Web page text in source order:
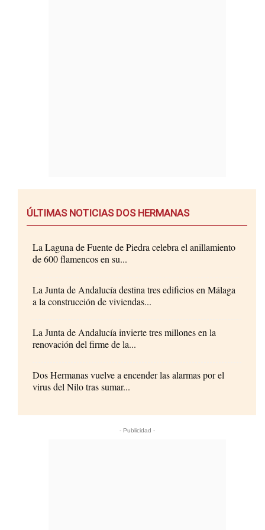
ÚLTIMAS NOTICIAS DOS HERMANAS
La Laguna de Fuente de Piedra celebra el anillamiento
de 600 flamencos en su...
La Junta de Andalucía destina tres edificios en Málaga
a la construcción de viviendas...
La Junta de Andalucía invierte tres millones en la
renovación del firme de la...
Dos Hermanas vuelve a encender las alarmas por el
virus del Nilo tras sumar...
- Publicidad -